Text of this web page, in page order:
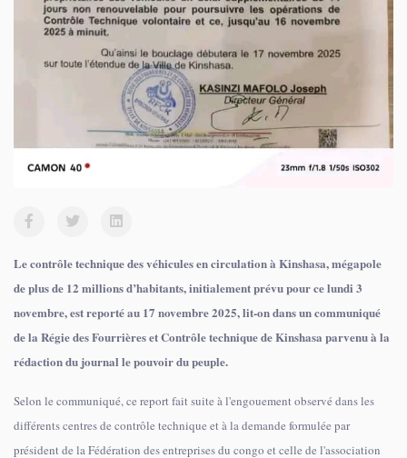
Le contrôle technique des véhicules en circulation à Kinshasa, mégapole
de plus de 12 millions d’habitants, initialement prévu pour ce lundi 3
novembre, est reporté au 17 novembre 2025, lit-on dans un communiqué
de la Régie des Fourrières et Contrôle technique de Kinshasa parvenu à la
rédaction du journal le pouvoir du peuple.
Selon le communiqué, ce report fait suite à l'engouement observé dans les
différents centres de contrôle technique et à la demande formulée par
président de la Fédération des entreprises du congo et celle de l'association